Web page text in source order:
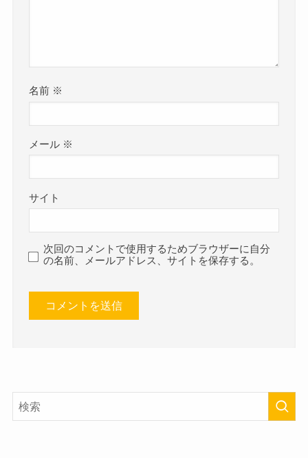
名前 ※
メール ※
サイト
次回のコメントで使用するためブラウザーに自分
の名前、メールアドレス、サイトを保存する。